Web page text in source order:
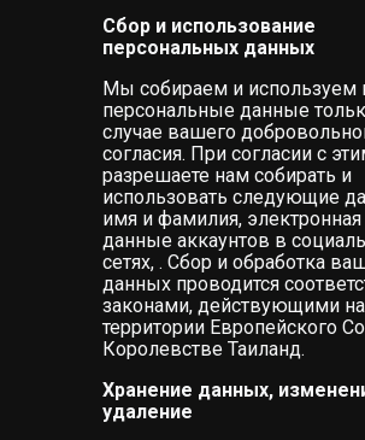
Сбор и использование
персональных данных
Мы собираем и используем
персональные данные
случае вашего
согласия. При согласии с
разрешаете нам собирать и
использовать следующие
имя и фамилия, электронная
данные аккаунтов в
сетях, . Сбор и обработка
данных проводится
законами, действующими на
территории Европейского
Королевстве Таиланд.
Хранение данных,
удаление